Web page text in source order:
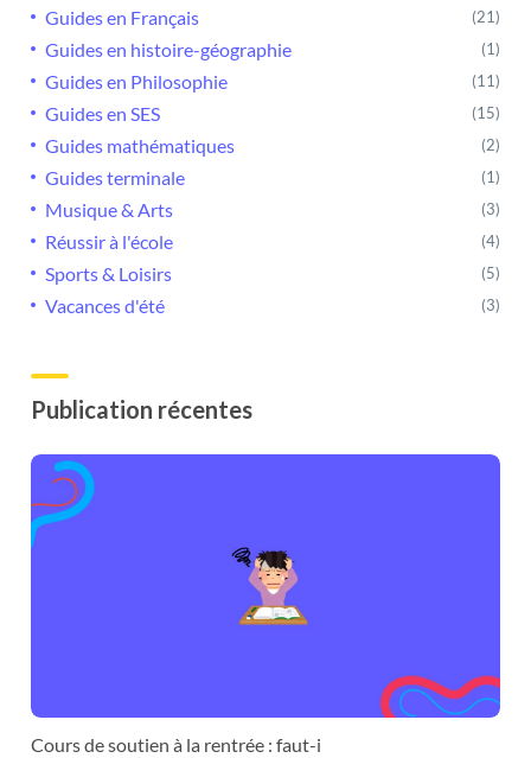
Guides en Français (21)
Guides en histoire-géographie (1)
Guides en Philosophie (11)
Guides en SES (15)
Guides mathématiques (2)
Guides terminale (1)
Musique & Arts (3)
Réussir à l'école (4)
Sports & Loisirs (5)
Vacances d'été (3)
Publication récentes
Cours de soutien à la rentrée : faut-i